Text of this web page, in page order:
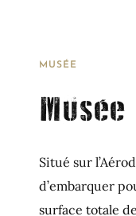
MUSÉE
Situé sur
d’embarquer
surface totale